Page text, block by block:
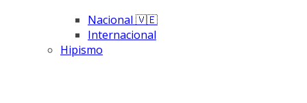
Nacional 🇻🇪
Internacional
Hipismo